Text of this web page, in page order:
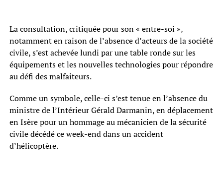
La consultation, critiquée pour son « entre-soi »,
notamment en raison de l’absence d’acteurs de la société
civile, s’est achevée lundi par une table ronde sur les
équipements et les nouvelles technologies pour répondre
au défi des malfaiteurs.
Comme un symbole, celle-ci s’est tenue en l’absence du
ministre de l’Intérieur Gérald Darmanin, en déplacement
en Isère pour un hommage au mécanicien de la sécurité
civile décédé ce week-end dans un accident
d’hélicoptère.